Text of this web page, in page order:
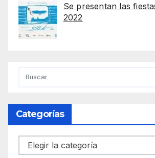
Se presentan las
2022
Categorías
Categorías